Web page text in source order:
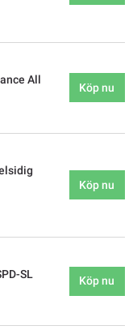
All
Köp nu
Köp nu
SL
Köp nu